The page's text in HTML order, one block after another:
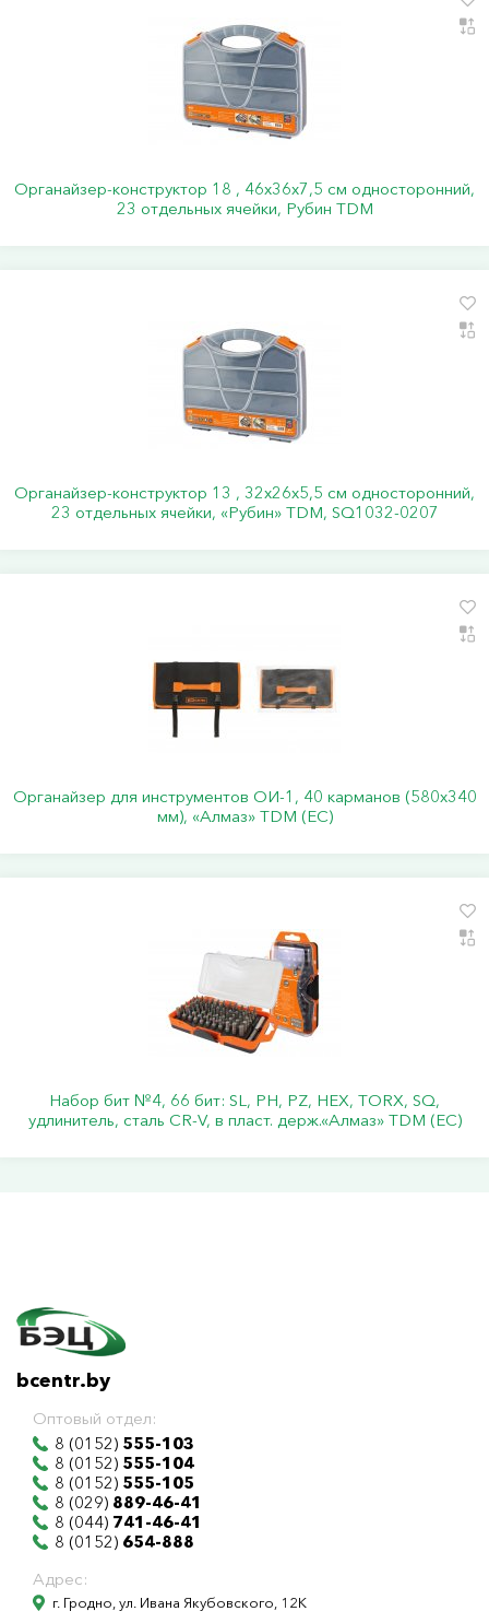
Органайзер-конструктор 18 , 46х36х7,5 см односторонний,
23 отдельных ячейки, Рубин TDM
Органайзер-конструктор 13 , 32х26х5,5 см односторонний,
23 отдельных ячейки, «Рубин» TDM, SQ1032-0207
Органайзер для инструментов ОИ-1, 40 карманов (580х340
мм), «Алмаз» TDM (ЕС)
Набор бит №4, 66 бит: SL, PH, PZ, HEX, TORX, SQ,
удлинитель, сталь CR-V, в пласт. держ.«Алмаз» TDM (ЕС)
bcentr.by
Оптовый отдел:
8 (0152) 555-103
8 (0152) 555-104
8 (0152) 555-105
8 (029) 889-46-41
8 (044) 741-46-41
8 (0152) 654-888
Адрес:
г. Гродно, ул. Ивана Якубовского, 12К